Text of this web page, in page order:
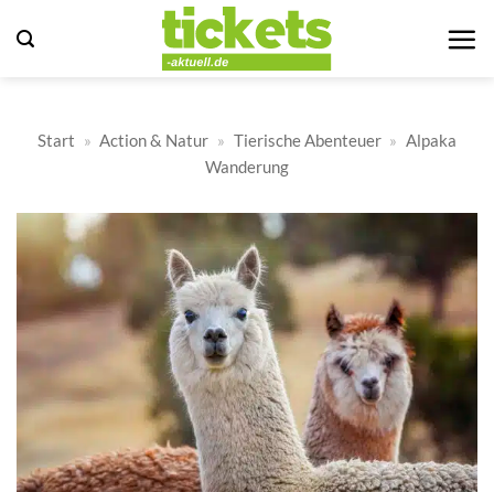
Inhalt
Start » Action & Natur » Tierische Abenteuer » Alpaka
Wanderung